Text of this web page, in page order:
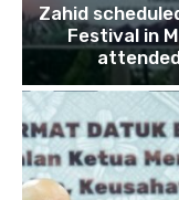
Zahid
Festival in